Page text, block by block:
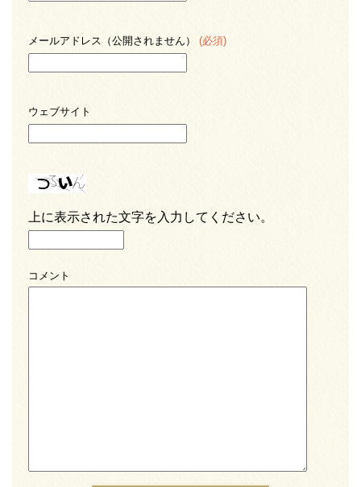
メールアドレス（公開されません） (必須)
ウェブサイト
上に表示された文字を入力してください。
コメント